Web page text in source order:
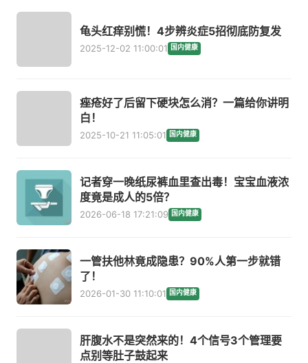
龟头红痒别慌！4步辨炎症5招彻底防复发
2025-12-02 11:00:01 国内健康
痤疮好了后留下硬块怎么消？一篇给你讲明
白！
2025-10-21 11:05:01 国内健康
记者穿一晚纸尿裤血里查出毒！宝宝血液浓
度竟是成人的5倍？
2026-06-18 17:21:09 国内健康
一管扶他林竟成隐患？90%人第一步就错
了！
2026-01-30 11:10:01 国内健康
肝腹水不是突然来的！4个信号3个管理要
点别等肚子鼓起来